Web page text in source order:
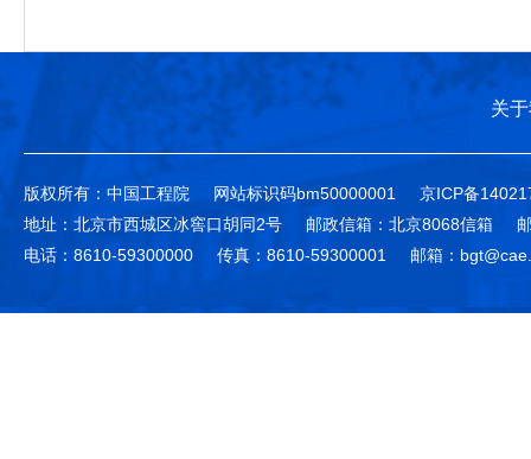
关
版权所有：中国工程院 网站标识码bm50000001
京ICP备
地址：北京市西城区冰窖口胡同2号
邮政信箱：北京8068信箱
电话：8610-59300000
传真：8610-59300001 邮箱：